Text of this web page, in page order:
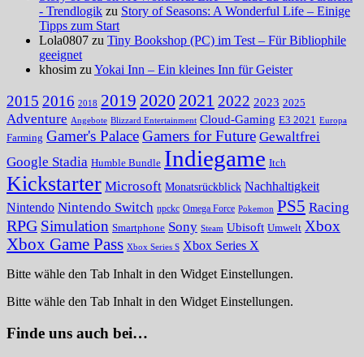
- Trendlogik zu Story of Seasons: A Wonderful Life – Einige
Tipps zum Start
Lola0807 zu Tiny Bookshop (PC) im Test – Für Bibliophile
geeignet
khosim zuYokai Inn – Ein kleines Inn für Geister
2015 2016 2018 2019 2020 2021 2022 2023 2025
Adventure Angebote Blizzard Entertainment Cloud-Gaming E3 2021 Europa
Farming Gamer's PalaceGamers for Future Gewaltfrei
Google Stadia Humble Bundle Indiegame Itch
Kickstarter Microsoft Monatsrückblick Nachhaltigkeit
Nintendo Nintendo Switch npckc Omega Force Pokemon PS5 Racing
RPG Simulation Smartphone Sony Steam Ubisoft Umwelt Xbox
Xbox Game Pass Xbox Series S Xbox Series X
Bitte wähle den Tab Inhalt in den Widget Einstellungen.
Bitte wähle den Tab Inhalt in den Widget Einstellungen.
Finde uns auch bei…